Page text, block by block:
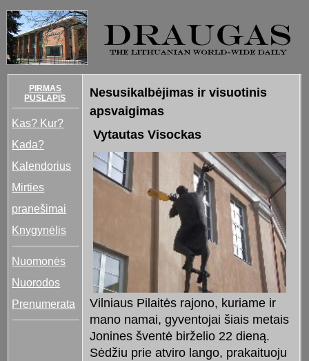
PIRMAS
PUSLAPIS
Kas? Kur?
Kada?
Kalendorius
Mirties
pranešimai
Knygynėlis
Nuomonės
Nuorodos
Prenumerata
Nesusikalbėjimas ir visuotinis
apsvaigimas
Vytautas Visockas
Vilniaus Pilaitės rajono, kuriame ir
mano namai, gyventojai šiais metais
Jonines šventė birželio 22 dieną.
Sėdžiu prie atviro lango, prakaituoju